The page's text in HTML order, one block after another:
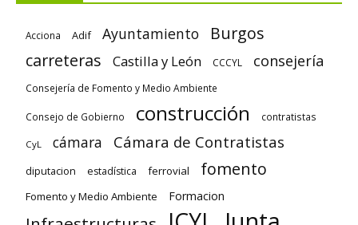
Acciona Adif Ayuntamiento
Burgos
carreteras
Castilla y León CCCYL consejería
Consejería de Fomento y Medio Ambiente
Consejo de Gobierno construcción contratistas
CyL cámara Cámara de Contratistas
diputacion estadística ferrovial fomento
Fomento y Medio Ambiente Formacion